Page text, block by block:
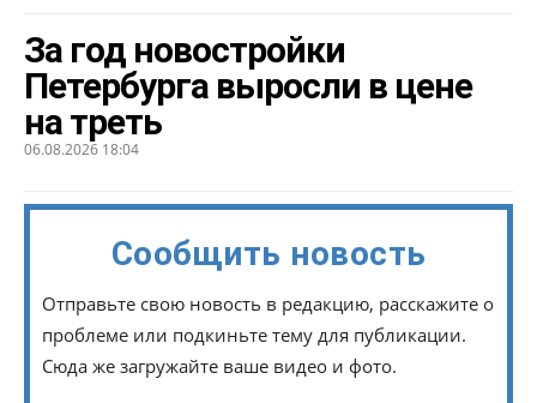
За год новостройки
Петербурга выросли в цене
на треть
06.08.2026 18:04
Сообщить новость
Отправьте свою новость в редакцию, расскажите о
проблеме или подкиньте тему для публикации.
Сюда же загружайте ваше видео и фото.